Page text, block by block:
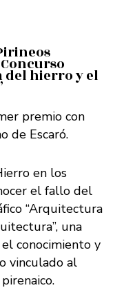
del hierro y el
premio con
de Escaró.
en los
el fallo del
“Arquitectura
una
conocimiento y
vinculado al